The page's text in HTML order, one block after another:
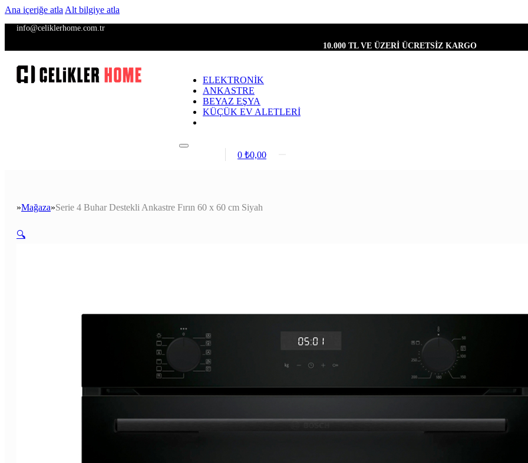
Ana içeriğe atla Alt bilgiye atla
info@celiklerhome.com.tr
10.000 TL VE ÜZERİ ÜCRETSİZ KARGO
ELEKTRONİK
ANKASTRE
BEYAZ EŞYA
KÜÇÜK EV ALETLERİ
0 ₺0,00
Anasayfa
Mağaza Serie 4 Buhar Destekli Ankastre Fırın 60 x 60 cm Siyah
🔍